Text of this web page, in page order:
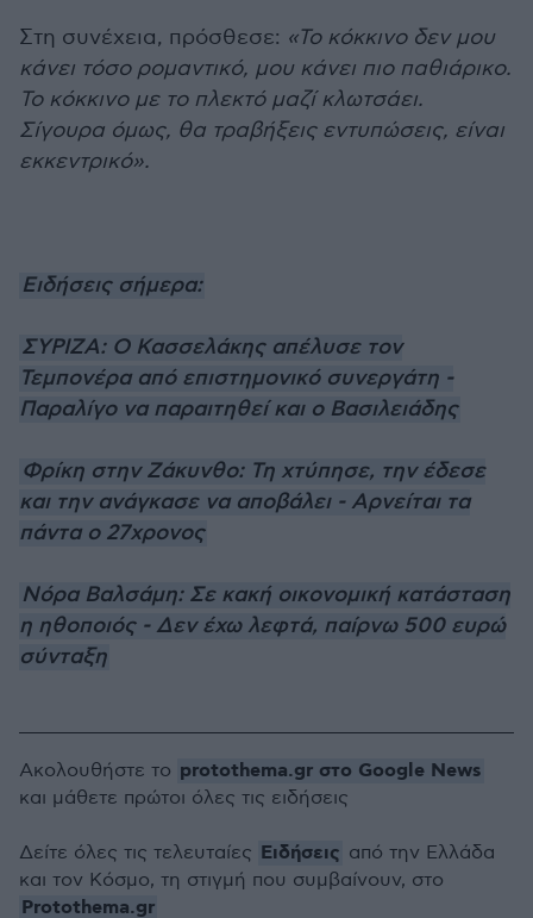
Στη συνέχεια, πρόσθεσε: «Το κόκκινο δεν μου
κάνει τόσο ρομαντικό, μου κάνει πιο παθιάρικο.
Το κόκκινο με το πλεκτό μαζί κλωτσάει.
Σίγουρα όμως, θα τραβήξεις εντυπώσεις, είναι
εκκεντρικό».
Ειδήσεις σήμερα:
ΣΥΡΙΖΑ: Ο Κασσελάκης απέλυσε τον
Τεμπονέρα από επιστημονικό συνεργάτη -
Παραλίγο να παραιτηθεί και ο Βασιλειάδης
Φρίκη στην Ζάκυνθο: Τη χτύπησε, την έδεσε
και την ανάγκασε να αποβάλει - Αρνείται τα
πάντα ο 27χρονος
Νόρα Βαλσάμη: Σε κακή οικονομική κατάσταση
η ηθοποιός - Δεν έχω λεφτά, παίρνω 500 ευρώ
σύνταξη
Ακολουθήστε το protothema.gr στο Google News
και μάθετε πρώτοι όλες τις ειδήσεις
Δείτε όλες τις τελευταίες Ειδήσεις από την Ελλάδα
και τον Κόσμο, τη στιγμή που συμβαίνουν, στο
Protothema.gr